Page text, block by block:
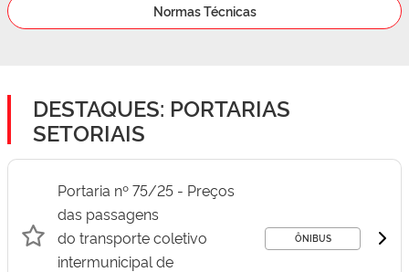
Normas Técnicas
DESTAQUES: PORTARIAS
SETORIAIS
Portaria nº 75/25 - Preços
das passagens
do transporte coletivo
intermunicipal de
ÔNIBUS